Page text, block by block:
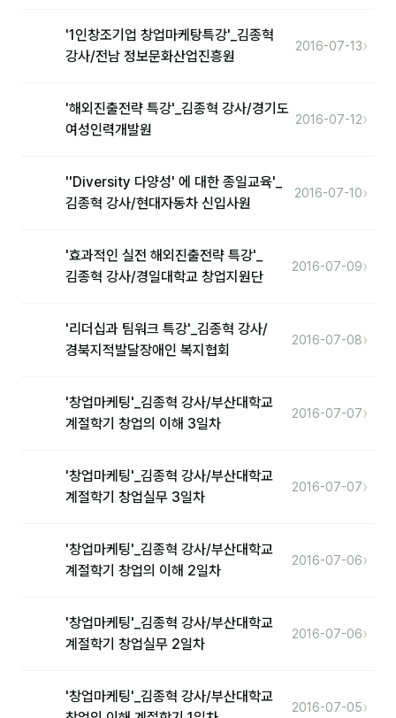
영상자료실
등급 · 포인트
💰 교육 견적 계산기
공지사항
'1인창조기업 창업마케탕특강'_김종혁
강사/전남 정보문화산업진흥원
2016-07-13›
'해외진출전략 특강'_김종혁 강사/경기도
여성인력개발원
2016-07-12›
''Diversity 다양성' 에 대한 종일교육'_
김종혁 강사/현대자동차 신입사원
2016-07-10›
'효과적인 실전 해외진출전략 특강'_
김종혁 강사/경일대학교 창업지원단
2016-07-09›
'리더십과 팀워크 특강'_김종혁 강사/
경북지적발달장애인 복지협회
2016-07-08›
'창업마케팅'_김종혁 강사/부산대학교
계절학기 창업의 이해 3일차
2016-07-07›
'창업마케팅'_김종혁 강사/부산대학교
계절학기 창업실무 3일차
2016-07-07›
'창업마케팅'_김종혁 강사/부산대학교
계절학기 창업의 이해 2일차
2016-07-06›
'창업마케팅'_김종혁 강사/부산대학교
계절학기 창업실무 2일차
2016-07-06›
'창업마케팅'_김종혁 강사/부산대학교
2016-07-05›